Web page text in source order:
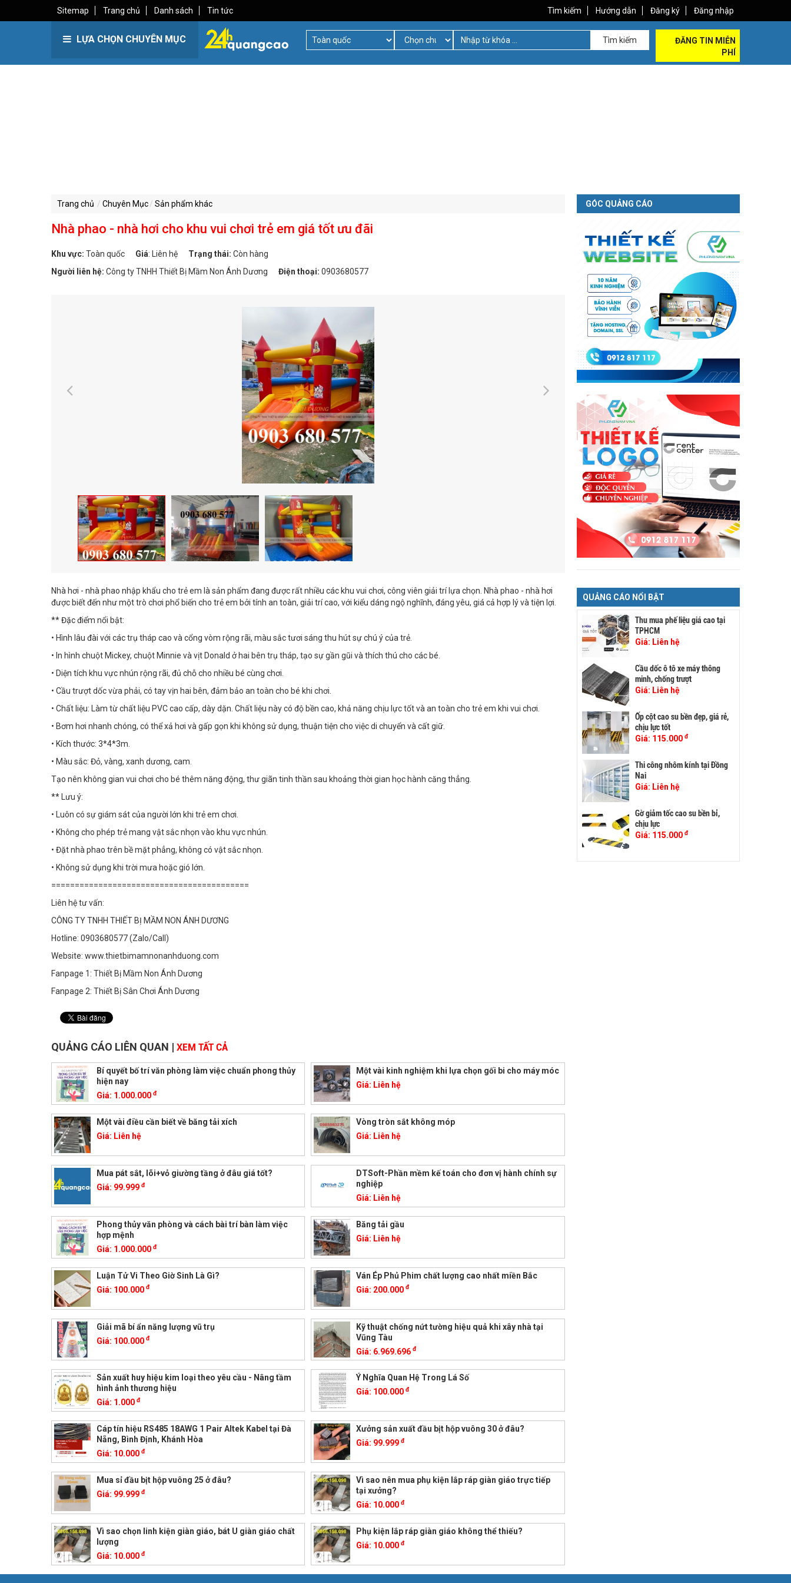
Sitemap Trang chủ Danh sách Tin tức Tìm kiếm Hướng dẫn Đăng ký Đăng nhập
LỰA CHỌN CHUYÊN MỤC Tìm kiếm
ĐĂNG TIN MIỄN
PHÍ
Trang chủ Chuyên Mục Sản phẩm khác
Nhà phao - nhà hơi cho khu vui chơi trẻ em giá tốt ưu đãi
Khu vực: Toàn quốc Giá: Liên hệ Trạng thái: Còn hàng
Người liên hệ: Công ty TNHH Thiết Bị Mầm Non Ánh Dương Điện thoại: 0903680577
Nhà hơi - nhà phao nhập khẩu cho trẻ em là sản phẩm đang được rất nhiều các khu vui chơi, công viên giải trí lựa chọn. Nhà phao - nhà hơi
được biết đến như một trò chơi phổ biến cho trẻ em bởi tính an toàn, giải trí cao, với kiểu dáng ngộ nghĩnh, đáng yêu, giá cả hợp lý và tiện lợi.
** Đặc điểm nổi bật:
• Hình lâu đài với các trụ tháp cao và cổng vòm rộng rãi, màu sắc tươi sáng thu hút sự chú ý của trẻ.
• In hình chuột Mickey, chuột Minnie và vịt Donald ở hai bên trụ tháp, tạo sự gần gũi và thích thú cho các bé.
• Diện tích khu vực nhún rộng rãi, đủ chỗ cho nhiều bé cùng chơi.
• Cầu trượt dốc vừa phải, có tay vịn hai bên, đảm bảo an toàn cho bé khi chơi.
• Chất liệu: Làm từ chất liệu PVC cao cấp, dày dặn. Chất liệu này có độ bền cao, khả năng chịu lực tốt và an toàn cho trẻ em khi vui chơi.
• Bơm hơi nhanh chóng, có thể xả hơi và gấp gọn khi không sử dụng, thuận tiện cho việc di chuyển và cất giữ.
• Kích thước: 3*4*3m.
• Màu sắc: Đỏ, vàng, xanh dương, cam.
Tạo nên không gian vui chơi cho bé thêm năng động, thư giãn tinh thần sau khoảng thời gian học hành căng thẳng.
** Lưu ý:
• Luôn có sự giám sát của người lớn khi trẻ em chơi.
• Không cho phép trẻ mang vật sắc nhọn vào khu vực nhún.
• Đặt nhà phao trên bề mặt phẳng, không có vật sắc nhọn.
• Không sử dụng khi trời mưa hoặc gió lớn.
==========================================
Liên hệ tư vấn:
CÔNG TY TNHH THIẾT BỊ MẦM NON ÁNH DƯƠNG
Hotline: 0903680577 (Zalo/Call)
Website: www.thietbimamnonanhduong.com
Fanpage 1: Thiết Bị Mầm Non Ánh Dương
Fanpage 2: Thiết Bị Sân Chơi Ánh Dương
QUẢNG CÁO LIÊN QUAN | XEM TẤT CẢ
Bí quyết bố trí văn phòng làm việc chuẩn phong thủy
hiện nay
Giá: 1.000.000 đ
Một vài kinh nghiệm khi lựa chọn gối bi cho máy móc
Giá: Liên hệ
Một vài điều cần biết về băng tải xích
Giá: Liên hệ
Vòng tròn sắt không móp
Giá: Liên hệ
Mua pát sắt, lõi+vỏ giường tầng ở đâu giá tốt?
Giá: 99.999 đ
DTSoft-Phần mềm kế toán cho đơn vị hành chính sự
nghiệp
Giá: Liên hệ
Phong thủy văn phòng và cách bài trí bàn làm việc
hợp mệnh
Giá: 1.000.000 đ
Băng tải gầu
Giá: Liên hệ
Luận Tử Vi Theo Giờ Sinh Là Gì?
Giá: 100.000 đ
Ván Ép Phủ Phim chất lượng cao nhất miền Bắc
Giá: 200.000đ
Giải mã bí ẩn năng lượng vũ trụ
Giá: 100.000 đ
Kỹ thuật chống nứt tường hiệu quả khi xây nhà tại
Vũng Tàu
Giá: 6.969.696đ
Sản xuất huy hiệu kim loại theo yêu cầu - Nâng tầm
hình ảnh thương hiệu
Giá: 1.000 đ
Ý Nghĩa Quan Hệ Trong Lá Số
Giá: 100.000đ
Cáp tín hiệu RS485 18AWG 1 Pair Altek Kabel tại Đà
Nẵng, Bình Định, Khánh Hòa
Giá: 10.000 đ
Xưởng sản xuất đầu bịt hộp vuông 30 ở đâu?
Giá: 99.999đ
Mua sỉ đầu bịt hộp vuông 25 ở đâu?
Giá: 99.999 đ
Vì sao nên mua phụ kiện lắp ráp giàn giáo trực tiếp
tại xưởng?
Giá: 10.000đ
Vì sao chọn linh kiện giàn giáo, bát U giàn giáo chất
lượng
Giá: 10.000 đ
Phụ kiện lắp ráp giàn giáo không thể thiếu?
Giá: 10.000đ
GÓC QUẢNG CÁO
QUẢNG CÁO NỔI BẬT
Thu mua phế liệu giá cao tại
TPHCM
Giá: Liên hệ
Cầu dốc ô tô xe máy thông
minh, chống trượt
Giá: Liên hệ
Ốp cột cao su bền đẹp, giá rẻ,
chịu lực tốt
Giá: 115.000 đ
Thi công nhôm kính tại Đồng
Nai
Giá: Liên hệ
Gờ giảm tốc cao su bền bỉ,
chịu lực
Giá: 115.000 đ